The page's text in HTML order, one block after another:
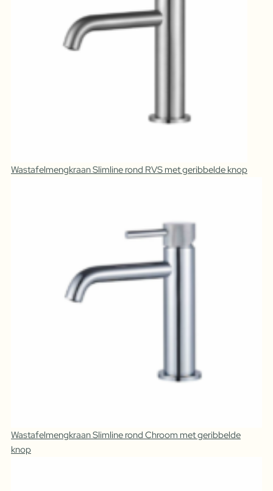
Wastafelmengkraan Slimline rond RVS met geribbelde knop
Wastafelmengkraan Slimline rond Chroom met geribbelde
knop